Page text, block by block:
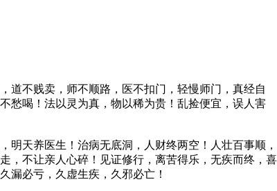
不贱卖，师不顺路，医不扣门，轻慢师门，真经自
愁喝！法以灵为真，物以稀为贵！乱捡便宜，误人害
天养医生！治病无底洞，人财终两空！人壮百事顺，
，不让亲人心碎！见证修行，离苦得乐，无疾而终，喜
漏必亏，久虚生疾，久邪必亡！